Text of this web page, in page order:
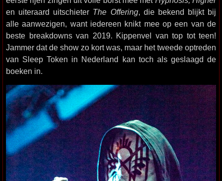
en uiteraard uitschieter The Offering, die bekend blijkt bij
alle aanwezigen, want iedereen knikt mee op een van de
beste breakdowns van 2019. Kippenvel van top tot teen!
Jammer dat de show zo kort was, maar het tweede optreden
van Sleep Token in Nederland kan toch als geslaagd de
boeken in.